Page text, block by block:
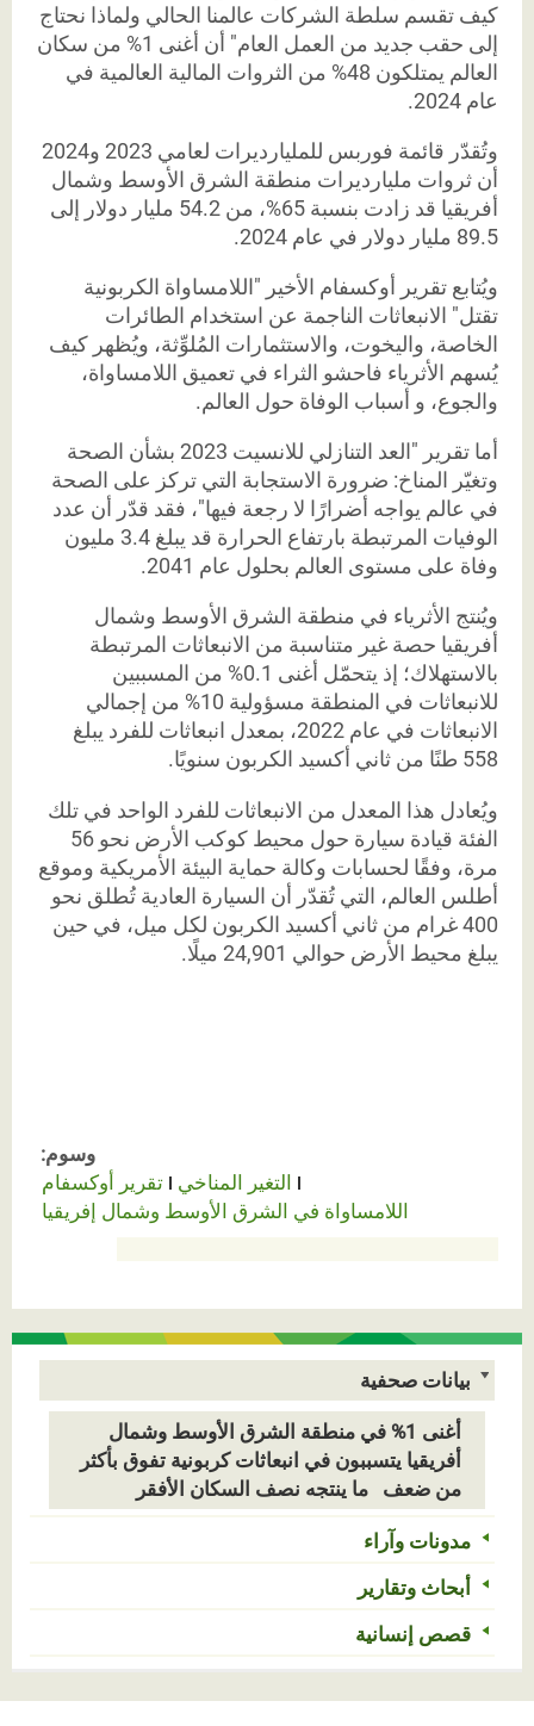
كيف تقسم سلطة الشركات عالمنا الحالي ولماذا نحتاج
إلى حقب جديد من العمل العام" أن أغنى 1% من سكان
العالم يمتلكون 48% من الثروات المالية العالمية في
عام 2024.
وتُقدّر قائمة فوربس للمليارديرات لعامي 2023 و2024
أن ثروات مليارديرات منطقة الشرق الأوسط وشمال
أفريقيا قد زادت بنسبة 65%، من 54.2 مليار دولار إلى
89.5 مليار دولار في عام 2024.
ويُتابع تقرير أوكسفام الأخير "اللامساواة الكربونية
تقتل" الانبعاثات الناجمة عن استخدام الطائرات
الخاصة، واليخوت، والاستثمارات المُلوِّثة، ويُظهر كيف
يُسهم الأثرياء فاحشو الثراء في تعميق اللامساواة،
والجوع، و أسباب الوفاة حول العالم.
أما تقرير "العد التنازلي للانسيت 2023 بشأن الصحة
وتغيّر المناخ: ضرورة الاستجابة التي تركز على الصحة
في عالم يواجه أضرارًا لا رجعة فيها"، فقد قدّر أن عدد
الوفيات المرتبطة بارتفاع الحرارة قد يبلغ 3.4 مليون
وفاة على مستوى العالم بحلول عام 2041.
ويُنتج الأثرياء في منطقة الشرق الأوسط وشمال
أفريقيا حصة غير متناسبة من الانبعاثات المرتبطة
بالاستهلاك؛ إذ يتحمّل أغنى 0.1% من المسببين
للانبعاثات في المنطقة مسؤولية 10% من إجمالي
الانبعاثات في عام 2022، بمعدل انبعاثات للفرد يبلغ
558 طنًا من ثاني أكسيد الكربون سنويًا.
ويُعادل هذا المعدل من الانبعاثات للفرد الواحد في تلك
الفئة قيادة سيارة حول محيط كوكب الأرض نحو 56
مرة، وفقًا لحسابات وكالة حماية البيئة الأمريكية وموقع
أطلس العالم، التي تُقدّر أن السيارة العادية تُطلق نحو
400 غرام من ثاني أكسيد الكربون لكل ميل، في حين
يبلغ محيط الأرض حوالي 24,901 ميلًا.
وسوم:
تقرير أوكسفام
التغير المناخي
اللامساواة في الشرق الأوسط وشمال إفريقيا
بيانات صحفية
أغنى 1% في منطقة الشرق الأوسط وشمال
أفريقيا يتسببون في انبعاثات كربونية تفوق بأكثر
من ضعف ما ينتجه نصف السكان الأفقر
مدونات وآراء
أبحاث وتقارير
قصص إنسانية